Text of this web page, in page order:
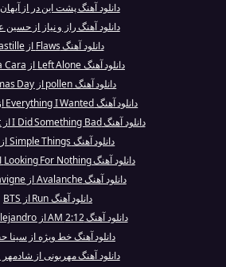
دانلود آهنگ پشت این در از
دانلود آهنگ راز و نیاز از حسین
دانلود آهنگ Flaws از Bastille
دانلود آهنگ Left Alone از Alessia Cara
دانلود آهنگ pollen از Thomas Day
دانلود آهنگ Everything I Wanted از Ali Gatie
دانلود آهنگ I Did Something Bad از Taylor Swift
دانلود آهنگ Simple Things از Nas
دانلود آهنگ Looking For Nothing از Ella Ion
دانلود آهنگ Avalanche از Avril Lavigne
دانلود آهنگ Run از BTS
دانلود آهنگ 2:12 AM از Rauw Alejandro
دانلود آهنگ خط ویژه از سینا
دانلود آهنگ مهربونی از